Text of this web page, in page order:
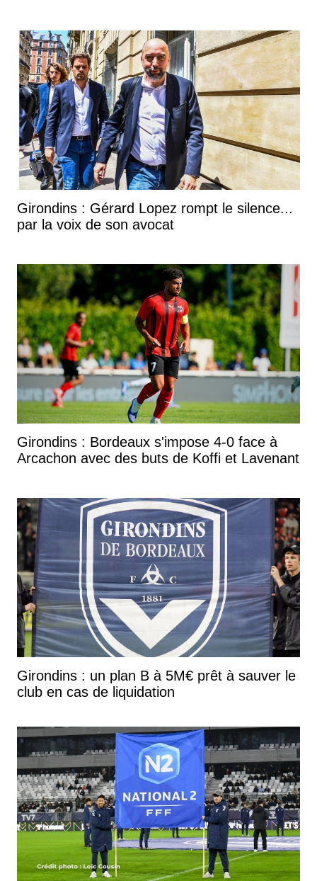
Girondins : Gérard Lopez rompt le silence...
par la voix de son avocat
Girondins : Bordeaux s'impose 4-0 face à
Arcachon avec des buts de Koffi et Lavenant
Girondins : un plan B à 5M€ prêt à sauver le
club en cas de liquidation